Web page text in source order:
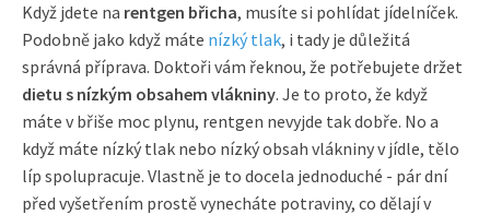
Když jdete na rentgen břicha, musíte si pohlídat jídelníček.
Podobně jako když máte nízký tlak, i tady je důležitá
správná příprava. Doktoři vám řeknou, že potřebujete držet
dietu s nízkým obsahem vlákniny. Je to proto, že když
máte v břiše moc plynu, rentgen nevyjde tak dobře. No a
když máte nízký tlak nebo nízký obsah vlákniny v jídle, tělo
líp spolupracuje. Vlastně je to docela jednoduché - pár dní
před vyšetřením prostě vynecháte potraviny, co dělají v